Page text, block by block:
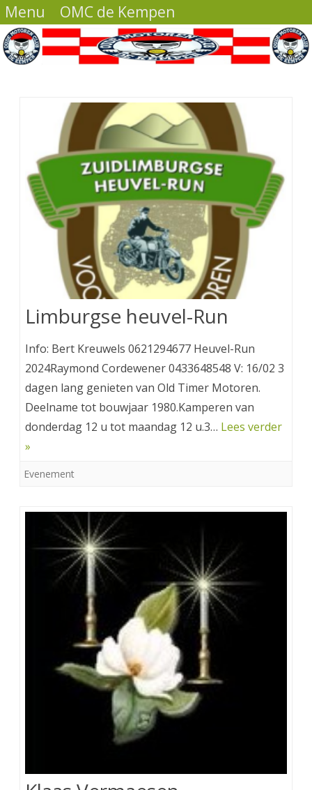
Menu OMC de Kempen
de
inhoud
Limburgse heuvel-Run
Info: Bert Kreuwels 0621294677 Heuvel-Run
2024Raymond Cordewener 0433648548 V: 16/02 3
dagen lang genieten van Old Timer Motoren.
Deelname tot bouwjaar 1980.Kamperen van
donderdag 12 u tot maandag 12 u.3… Lees verder
»
Evenement